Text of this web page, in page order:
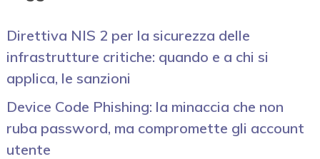
Direttiva NIS 2 per la sicurezza delle
infrastrutture critiche: quando e a chi si
applica, le sanzioni
Device Code Phishing: la minaccia che non
ruba password, ma compromette gli account
utente